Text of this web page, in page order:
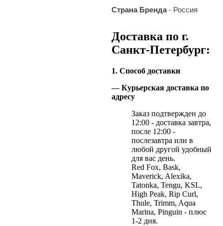
Страна Бренда- Россия
Доставка по г.
Санкт-Петербург:
1. Способ доставки
— Курьерская доставка по
адресу
Заказ подтвержден до
12:00 - доставка завтра,
после 12:00 -
послезавтра или в
любой другой удобный
для вас день.
Red Fox, Bask,
Maverick, Alexika,
Tatonka, Tengu, KSL,
High Peak, Rip Curl,
Thule, Trimm, Aqua
Marina, Pinguin - плюс
1-2 дня.